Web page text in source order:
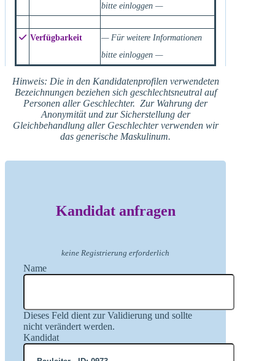
bitte einloggen —
Verfügbarkeit
— Für weitere Informationen
bitte einloggen —
Hinweis: Die in den Kandidatenprofilen verwendeten
Bezeichnungen beziehen sich geschlechtsneutral auf
Personen aller Geschlechter. Zur Wahrung der
Anonymität und zur Sicherstellung der
Gleichbehandlung aller Geschlechter verwenden wir
das generische Maskulinum.
Kandidat anfragen
keine Registrierung erforderlich
Name
Dieses Feld dient zur Validierung und sollte
nicht verändert werden.
Kandidat